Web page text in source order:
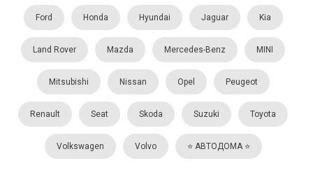
Ford Honda Hyundai Jaguar Kia
Land Rover Mazda Mercedes-Benz MINI
Mitsubishi Nissan Opel Peugeot
Renault Seat Skoda Suzuki Toyota
Volkswagen Volvo ⭐️ АВТОДОМА ⭐️